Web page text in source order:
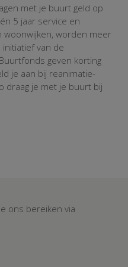
met je buurt geld op
5 jaar service en
woonwijken, worden meer
initiatief van de
geven korting
je aan bij reanimatie-
draag je met je buurt bij
ons bereiken via